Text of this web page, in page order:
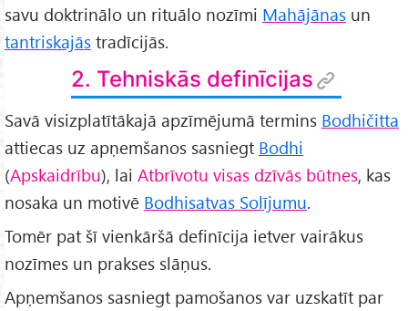
savu doktrinālo un rituālo nozīmi Mahājānas un
tantriskajās tradīcijās.
2. Tehniskās definīcijas
Savā visizplatītākajā apzīmējumā termins Bodhičitta
attiecas uz apņemšanos sasniegt Bodhi
(Apskaidrību), lai Atbrīvotu visas dzīvās būtnes, kas
nosaka un motivē Bodhisatvas Solījumu.
Tomēr pat šī vienkāršā definīcija ietver vairākus
nozīmes un prakses slāņus.
Apņemšanos sasniegt pamošanos var uzskatīt par